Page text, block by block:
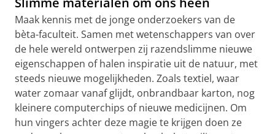
Maak kennis met de jonge onderzoekers van de
bèta-faculteit. Samen met wetenschappers van over
de hele wereld ontwerpen zij razendslimme nieuwe
eigenschappen of halen inspiratie uit de natuur, met
steeds nieuwe mogelijkheden. Zoals textiel, waar
water zomaar vanaf glijdt, onbrandbaar karton, nog
kleinere computerchips of nieuwe medicijnen. Om
hun vingers achter deze magie te krijgen doen ze